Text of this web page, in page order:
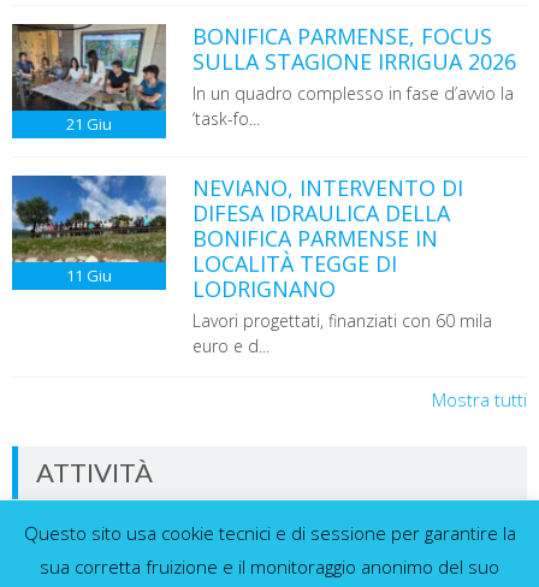
21 Giu
BONIFICA PARMENSE, FOCUS
SULLA STAGIONE IRRIGUA 2026
In un quadro complesso in fase d’avvio la
‘task-fo...
11 Giu
NEVIANO, INTERVENTO DI
DIFESA IDRAULICA DELLA
BONIFICA PARMENSE IN
LOCALITÀ TEGGE DI
LODRIGNANO
Lavori progettati, finanziati con 60 mila
euro e d...
Mostra tutti
ATTIVITÀ
Dati in tempo reale dalla nostra rete di
sensori
Questo sito usa cookie tecnici e di sessione per garantire la
sua corretta fruizione e il monitoraggio anonimo del suo